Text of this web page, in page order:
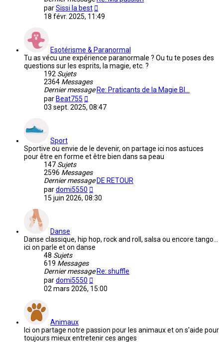
parSissi la best
le
18 févr. 2025, 11:49
Esotérisme & Paranormal
Tu as vécu une expérience paranormale ? Ou tu te poses des
questions sur les esprits, la magie, etc. ?
192 Sujets
2364 Messages
Dernier messageRe: Praticants de la Magie Bl…
parBeat755
le
03 sept. 2025, 08:47
Sport
Sportive ou envie de le devenir, on partage ici nos astuces
pour être en forme et être bien dans sa peau
147 Sujets
2596 Messages
Dernier messageDE RETOUR
pardomi5550
le
15 juin 2026, 08:30
Danse
Danse classique, hip hop, rock and roll, salsa ou encore tango...
ici on parle et on danse
48 Sujets
619 Messages
Dernier messageRe: shuffle
pardomi5550
le
02 mars 2026, 15:00
Animaux
Ici on partage notre passion pour les animaux et on s'aide pour
toujours mieux entretenir ces anges